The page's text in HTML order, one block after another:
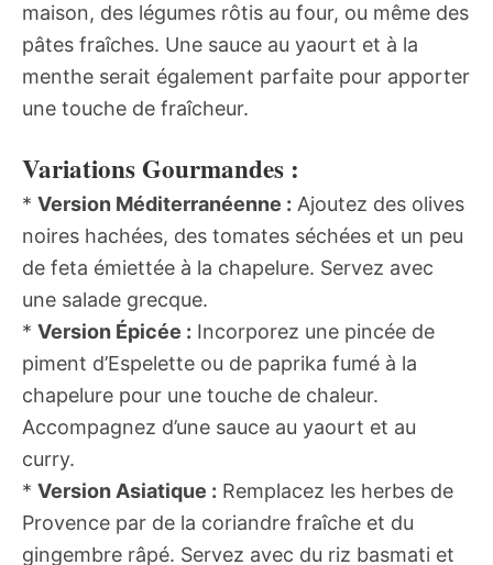
maison, des légumes rôtis au four, ou même des
pâtes fraîches. Une sauce au yaourt et à la
menthe serait également parfaite pour apporter
une touche de fraîcheur.
Variations Gourmandes :
* Version Méditerranéenne : Ajoutez des olives
noires hachées, des tomates séchées et un peu
de feta émiettée à la chapelure. Servez avec
une salade grecque.
* Version Épicée : Incorporez une pincée de
piment d’Espelette ou de paprika fumé à la
chapelure pour une touche de chaleur.
Accompagnez d’une sauce au yaourt et au
curry.
* Version Asiatique : Remplacez les herbes de
Provence par de la coriandre fraîche et du
gingembre râpé. Servez avec du riz basmati et